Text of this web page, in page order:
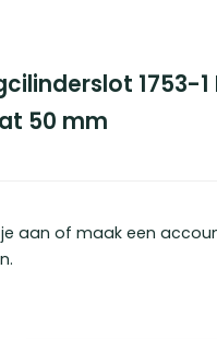
1753-
50 mm
je aan of maak een